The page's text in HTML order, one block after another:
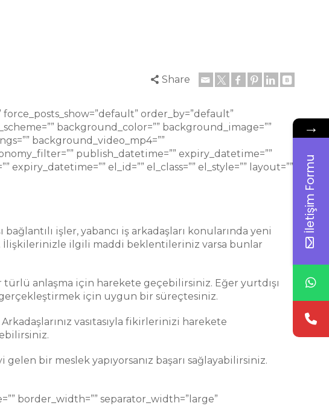
Share
order_by=”default”
background_color=”” background_image=””
background_video_mp4=””
publish_datetime=”” expiry_datetime=””
el_id=”” el_class=”” el_style=”” layout=””
işler, yabancı iş arkadaşları konularında yeni
İlişkilerinizle ilgili maddi beklentileriniz varsa bunlar
türlü anlaşma için harekete geçebilirsiniz. Eğer yurtdışı
gerçekleştirmek için uygun bir süreçtesiniz.
vasıtasıyla fikirlerinizi harekete
bir meslek yapıyorsanız başarı sağlayabilirsiniz.
border_width=”” separator_width=”large”
→
İletişim Formu